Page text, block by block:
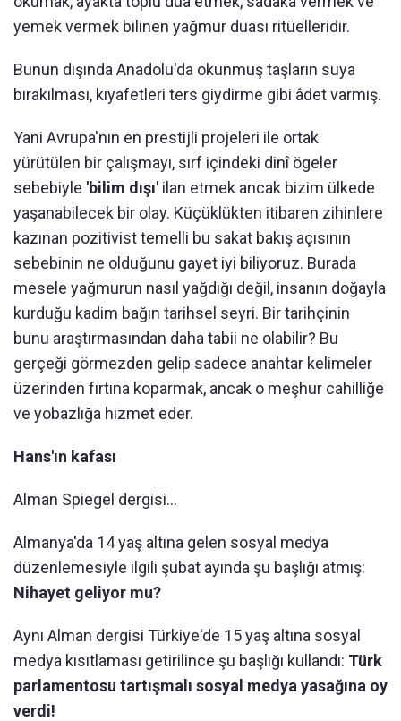
yemek vermek bilinen yağmur duası ritüelleridir.
Bunun dışında Anadolu'da okunmuş taşların suya
bırakılması, kıyafetleri ters giydirme gibi âdet varmış.
Yani Avrupa'nın en prestijli projeleri ile ortak
yürütülen bir çalışmayı, sırf içindeki dinî ögeler
sebebiyle 'bilim dışı' ilan etmek ancak bizim ülkede
yaşanabilecek bir olay. Küçüklükten itibaren zihinlere
kazınan pozitivist temelli bu sakat bakış açısının
sebebinin ne olduğunu gayet iyi biliyoruz. Burada
mesele yağmurun nasıl yağdığı değil, insanın doğayla
kurduğu kadim bağın tarihsel seyri. Bir tarihçinin
bunu araştırmasından daha tabii ne olabilir? Bu
gerçeği görmezden gelip sadece anahtar kelimeler
üzerinden fırtına koparmak, ancak o meşhur cahilliğe
ve yobazlığa hizmet eder.
Hans'ın kafası
Alman Spiegel dergisi...
Almanya'da 14 yaş altına gelen sosyal medya
düzenlemesiyle ilgili şubat ayında şu başlığı atmış:
Nihayet geliyor mu?
Aynı Alman dergisi Türkiye'de 15 yaş altına sosyal
medya kısıtlaması getirilince şu başlığı kullandı: Türk
parlamentosu tartışmalı sosyal medya yasağına oy
verdi!